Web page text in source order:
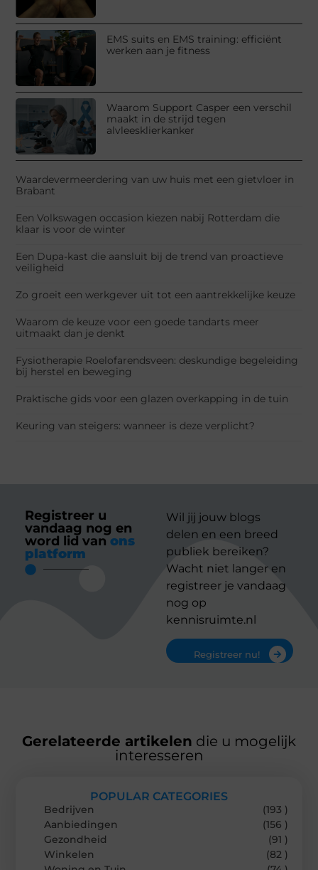
EMS suits en EMS training: efficiënt
werken aan je fitness
Waarom Support Casper een verschil
maakt in de strijd tegen
alvleesklierkanker
Waardevermeerdering van uw huis met een gietvloer in
Brabant
Een Volkswagen occasion kiezen nabij Rotterdam die
klaar is voor de winter
Een Dupa-kast die aansluit bij de trend van proactieve
veiligheid
Zo groeit een werkgever uit tot een aantrekkelijke keuze
Waarom de keuze voor een goede tandarts meer
uitmaakt dan je denkt
Fysiotherapie Roelofarendsveen: deskundige begeleiding
bij herstel en beweging
Praktische gids voor een glazen overkapping in de tuin
Keuring van steigers: wanneer is deze verplicht?
Registreer u
vandaag nog en
word lid van ons
platform
Wil jij jouw blogs
delen en een breed
publiek bereiken?
Wacht niet langer en
registreer je vandaag
nog op
kennisruimte.nl
Registreer nu!
Gerelateerde artikelen die u mogelijk
interesseren
POPULAR CATEGORIES
Bedrijven
(193 )
Aanbiedingen
(156 )
Gezondheid
(91 )
Winkelen
(82 )